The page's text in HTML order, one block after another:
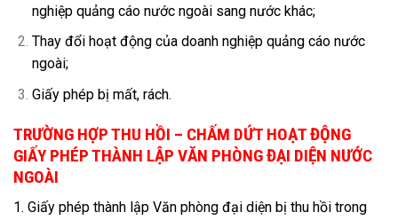
nghiệp quảng cáo nước ngoài sang nước khác;
Thay đổi hoạt động của doanh nghiệp quảng cáo nước
ngoài;
Giấy phép bị mất, rách.
TRƯỜNG HỢP THU HỒI – CHẤM DỨT HOẠT ĐỘNG
GIẤY PHÉP THÀNH LẬP VĂN PHÒNG ĐẠI DIỆN NƯỚC
NGOÀI
1. Giấy phép thành lập Văn phòng đại diện bị thu hồi trong